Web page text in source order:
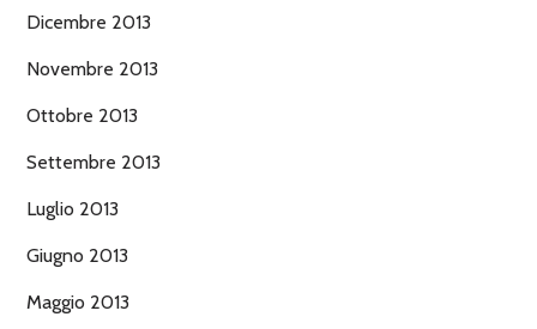
Dicembre 2013
Novembre 2013
Ottobre 2013
Settembre 2013
Luglio 2013
Giugno 2013
Maggio 2013